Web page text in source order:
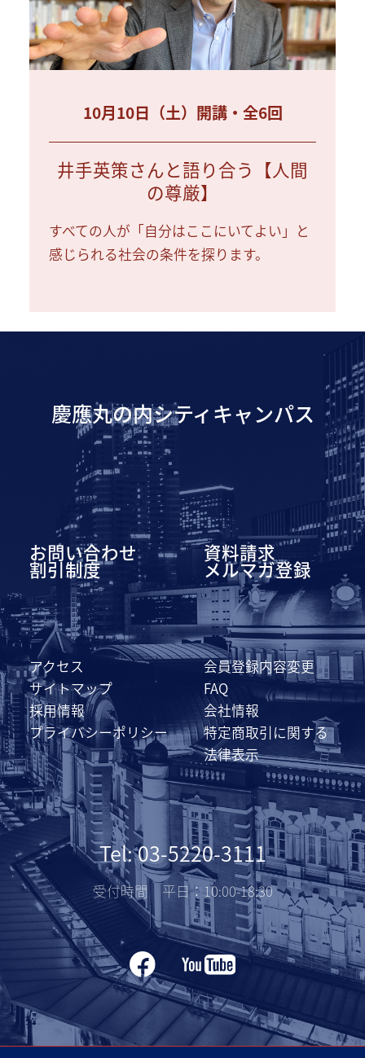
10月10日（土）開講・全6回
井手英策さんと語り合う【人間
の尊厳】
すべての人が「自分はここにいてよい」と
感じられる社会の条件を探ります。
慶應丸の内シティキャンパス
お問い合わせ 資料請求
割引制度 メルマガ登録
アクセス
会員登録内容変更
サイトマップ
FAQ
採用情報
会社情報
プライバシーポリシー
特定商取引に関する
法律表示
Tel: 03-5220-3111
受付時間 平日：10:00-18:30